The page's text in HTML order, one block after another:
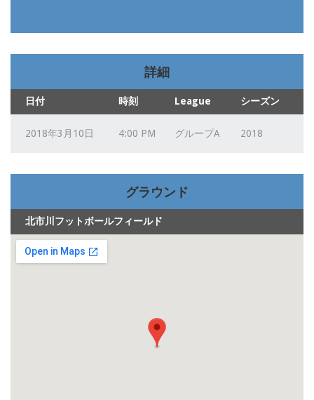
詳細
日付 時刻 League シーズン
2018年3月10日 4:00 PM グループA 2018
グラウンド
北市川フットボールフィールド